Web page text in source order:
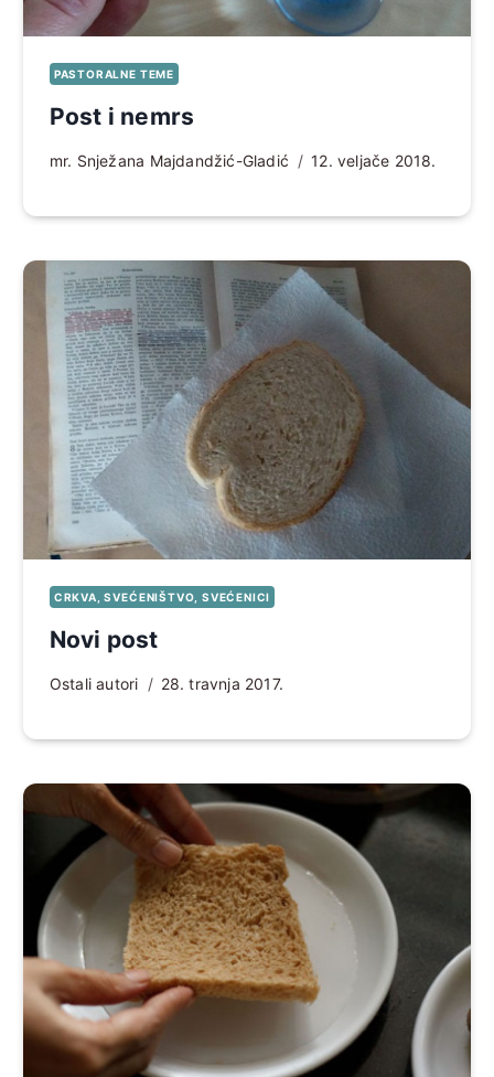
PASTORALNE TEME
Post i nemrs
mr. Snježana Majdandžić-Gladić 12. veljače 2018.
CRKVA, SVEĆENIŠTVO, SVEĆENICI
Novi post
Ostali autori 28. travnja 2017.